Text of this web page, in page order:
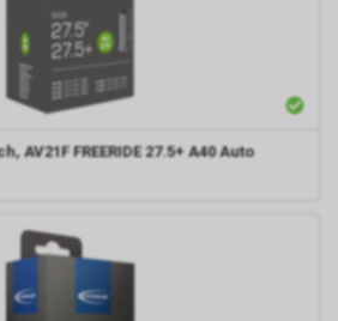
AV21F FREERIDE 27.5+ A40 Auto